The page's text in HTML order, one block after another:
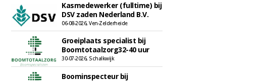
Kasmedewerker (fulltime) bij
DSV zaden Nederland B.V.
06-08-2026, Ven-Zelderheide
Groeiplaats specialist bij
Boomtotaalzorg32-40 uur
30-07-2026, Schalkwijk
Boominspecteur bij